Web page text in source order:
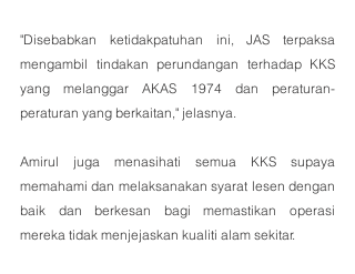
"Disebabkan ketidakpatuhan ini, JAS terpaksa
mengambil tindakan perundangan terhadap KKS
yang melanggar AKAS 1974 dan peraturan-
peraturan yang berkaitan," jelasnya.
Amirul juga menasihati semua KKS supaya
memahami dan melaksanakan syarat lesen dengan
baik dan berkesan bagi memastikan operasi
mereka tidak menjejaskan kualiti alam sekitar.